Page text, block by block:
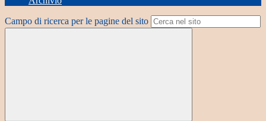
Campo di ricerca per le pagine del sito